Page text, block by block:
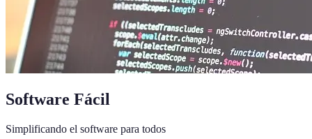
Software Fácil
Simplificando el software para todos